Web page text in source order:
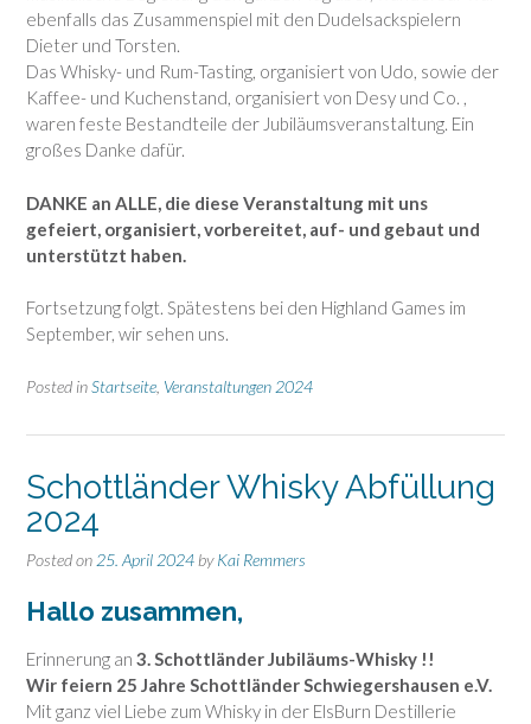
ebenfalls das Zusammenspiel mit den Dudelsackspielern
Dieter und Torsten.
Das Whisky- und Rum-Tasting, organisiert von Udo, sowie der
Kaffee- und Kuchenstand, organisiert von Desy und Co. ,
waren feste Bestandteile der Jubiläumsveranstaltung. Ein
großes Danke dafür.
DANKE an ALLE, die diese Veranstaltung mit uns
gefeiert, organisiert, vorbereitet, auf- und gebaut und
unterstützt haben.
Fortsetzung folgt. Spätestens bei den Highland Games im
September, wir sehen uns.
Posted inStartseite Veranstaltungen 2024
Schottländer Whisky Abfüllung
2024
Posted on 25. April 2024 byKai Remmers
Hallo zusammen,
Erinnerung an 3.Schottländer Jubiläums-Whisky !!
Wir feiern 25 Jahre Schottländer Schwiegershausen e.V.
Mit ganz viel Liebe zum Whisky in der ElsBurn Destillerie